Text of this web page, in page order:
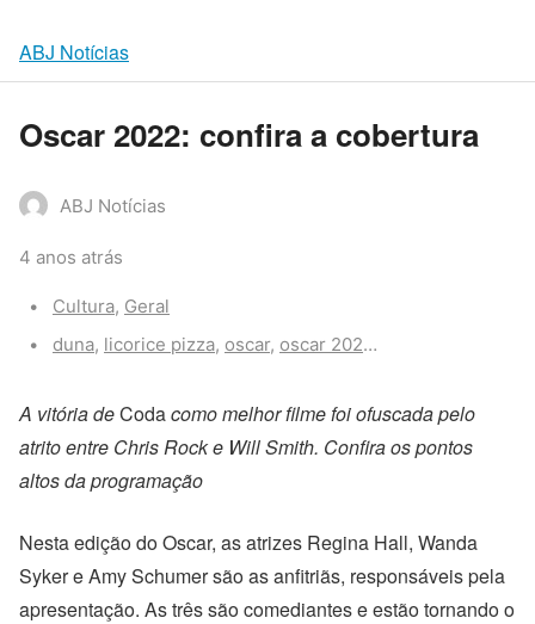
ABJ Notícias
Oscar 2022: confira a cobertura
ABJ Notícias
4 anos atrás
Categories:
Cultura, Geral
Tags:
duna, licorice pizza, oscar, oscar 2022 ,
A vitória deCodacomo melhor filme foi ofuscada pelo
atrito entre Chris Rock e Will Smith. Confira os pontos
altos da programação
Nesta edição do Oscar, as atrizes Regina Hall, Wanda
Syker e Amy Schumer são as anfitriãs, responsáveis pela
apresentação. As três são comediantes e estão tornando o